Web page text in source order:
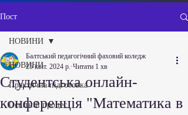
Пост
НОВИНИ
Практична підготовка
Освітній процес
НОВИНИ
Студентська онлайн-
конференція "Математика в
Балтський педагогічний фаховий коледж
25 квіт. 2024 р. Читати 1 хв